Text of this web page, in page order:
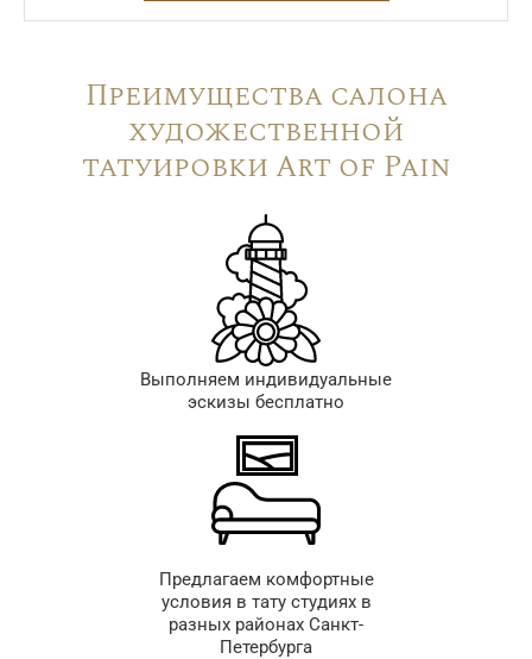
Преимущества салона
художественной
татуировки Art of Pain
Выполняем индивидуальные
эскизы бесплатно
Предлагаем комфортные
условия в тату студиях в
разных районах Санкт-
Петербурга